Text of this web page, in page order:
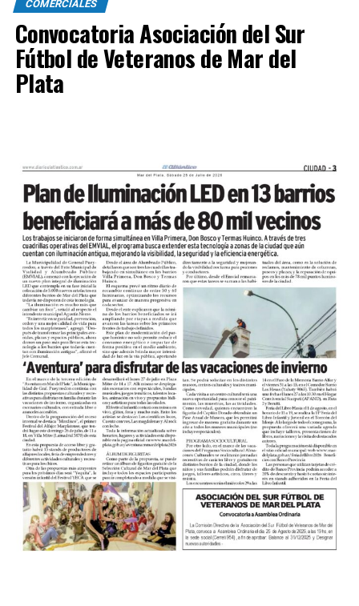
COMERCIALES
Convocatoria Asociación del Sur
Fútbol de Veteranos de Mar del
Plata